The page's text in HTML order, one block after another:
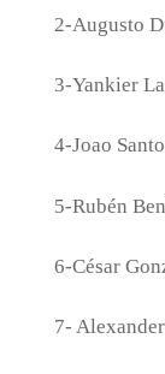
2-Augusto
3-Yankier
4-Joao
5-Rubén
6-César
7-